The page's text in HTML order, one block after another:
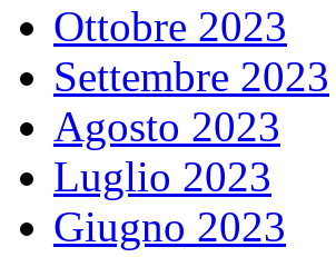
Ottobre 2023
Settembre 2023
Agosto 2023
Luglio 2023
Giugno 2023